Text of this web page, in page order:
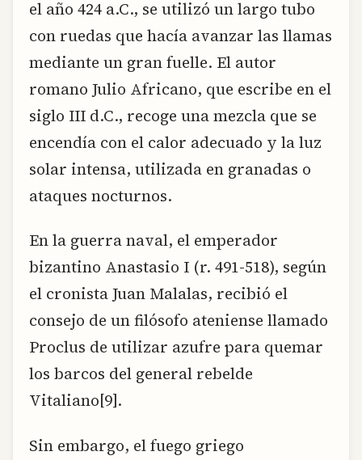
el año 424 a.C., se utilizó un largo tubo
con ruedas que hacía avanzar las llamas
mediante un gran fuelle. El autor
romano Julio Africano, que escribe en el
siglo III d.C., recoge una mezcla que se
encendía con el calor adecuado y la luz
solar intensa, utilizada en granadas o
ataques nocturnos.
En la guerra naval, el emperador
bizantino Anastasio I (r. 491-518), según
el cronista Juan Malalas, recibió el
consejo de un filósofo ateniense llamado
Proclus de utilizar azufre para quemar
los barcos del general rebelde
Vitaliano[9].
Sin embargo, el fuego griego